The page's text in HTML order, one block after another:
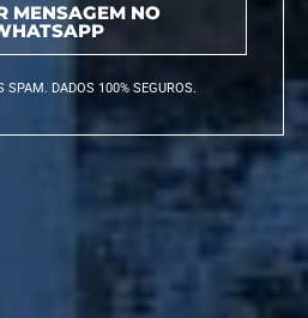
MENSAGEM NO
SPAM. DADOS 100% SEGUROS.